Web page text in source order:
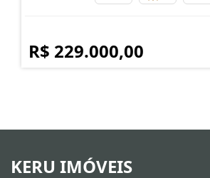
R$ 229.000,00
KERU IMÓVEIS